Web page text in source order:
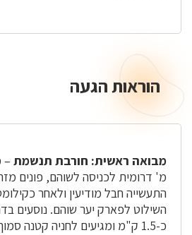
הוראותהוראות הגעה
מבואה ראשית: חורבת תנשמת
מ' דרומית לכניסה לשוהם, פונים
התעשייה חבל מודיעין ולאחר
השילוט לפארק יער שוהם. נוסעים
כ-1.5 ק"מ ומגיעים לחניה קטנה סמוך לחורבת תנשמת.